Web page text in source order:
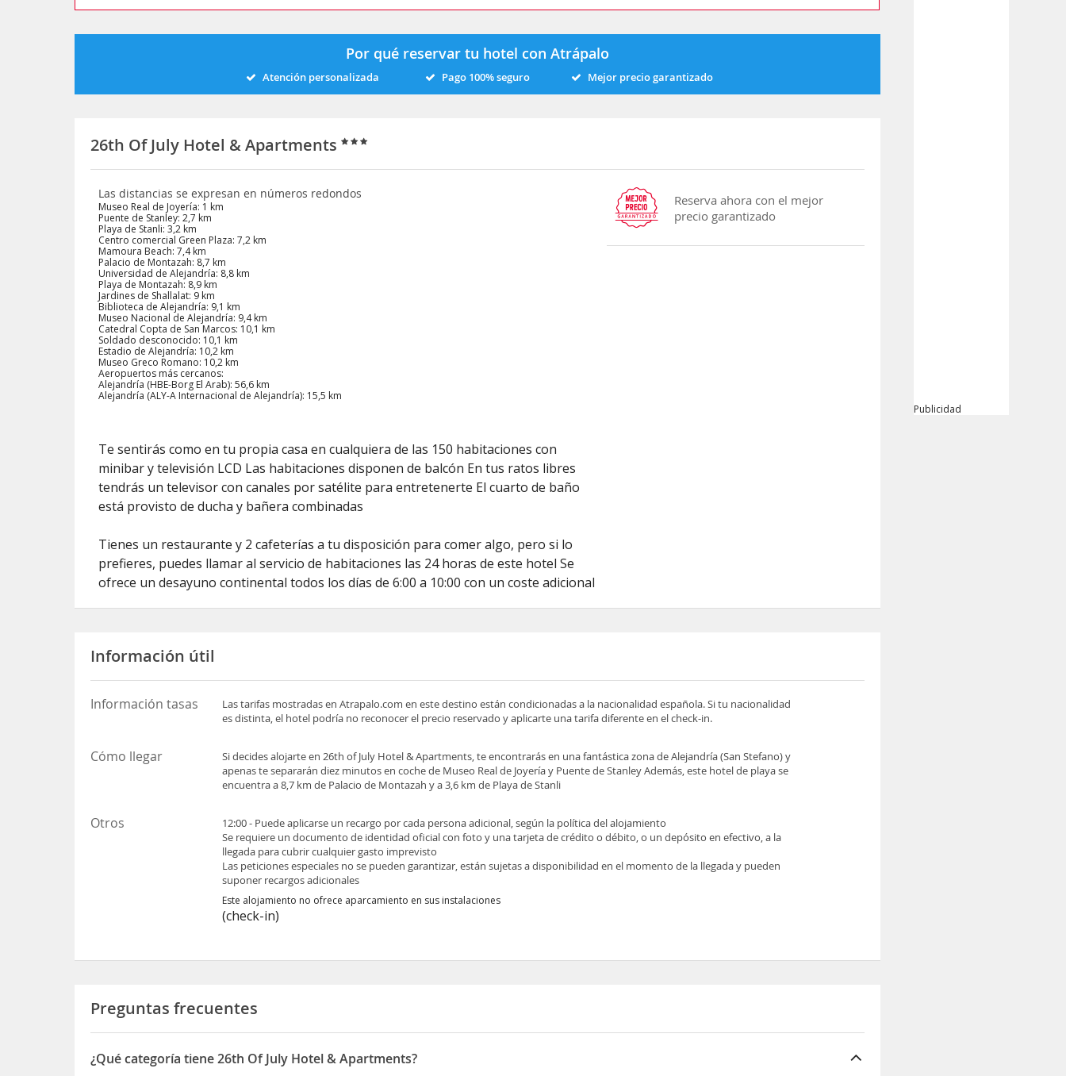
Por qué reservar tu hotel con Atrápalo
Atención personalizada Pago 100% seguro Mejor precio garantizado
26th Of July Hotel & Apartments
Las distancias se expresan en números redondos
Museo Real de Joyería: 1 km
Puente de Stanley: 2,7 km
Playa de Stanli: 3,2 km
Centro comercial Green Plaza: 7,2 km
Mamoura Beach: 7,4 km
Palacio de Montazah: 8,7 km
Universidad de Alejandría: 8,8 km
Playa de Montazah: 8,9 km
Jardines de Shallalat: 9 km
Biblioteca de Alejandría: 9,1 km
Museo Nacional de Alejandría: 9,4 km
Catedral Copta de San Marcos: 10,1 km
Soldado desconocido: 10,1 km
Estadio de Alejandría: 10,2 km
Museo Greco Romano: 10,2 km
Aeropuertos más cercanos:
Alejandría (HBE-Borg El Arab): 56,6 km
Alejandría (ALY-A Internacional de Alejandría): 15,5 km
Te sentirás como en tu propia casa en cualquiera de las 150 habitaciones con
minibar y televisión LCD Las habitaciones disponen de balcón En tus ratos libres
tendrás un televisor con canales por satélite para entretenerte El cuarto de baño
está provisto de ducha y bañera combinadas
Tienes un restaurante y 2 cafeterías a tu disposición para comer algo, pero si lo
prefieres, puedes llamar al servicio de habitaciones las 24 horas de este hotel Se
ofrece un desayuno continental todos los días de 6:00 a 10:00 con un coste adicional
Reserva ahora con el mejor
precio garantizado
Información útil
Información tasas
Las tarifas mostradas en Atrapalo.com en este destino están condicionadas a la nacionalidad española. Si tu nacionalidad
es distinta, el hotel podría no reconocer el precio reservado y aplicarte una tarifa diferente en el check-in.
Cómo llegar
Si decides alojarte en 26th of July Hotel & Apartments, te encontrarás en una fantástica zona de Alejandría (San Stefano) y
apenas te separarán diez minutos en coche de Museo Real de Joyería y Puente de Stanley Además, este hotel de playa se
encuentra a 8,7 km de Palacio de Montazah y a 3,6 km de Playa de Stanli
Otros
12:00 - Puede aplicarse un recargo por cada persona adicional, según la política del alojamiento
Se requiere un documento de identidad oficial con foto y una tarjeta de crédito o débito, o un depósito en efectivo, a la
llegada para cubrir cualquier gasto imprevisto
Las peticiones especiales no se pueden garantizar, están sujetas a disponibilidad en el momento de la llegada y pueden
suponer recargos adicionales
Este alojamiento no ofrece aparcamiento en sus instalaciones
(check-in)
Preguntas frecuentes
¿Qué categoría tiene 26th Of July Hotel & Apartments?
Publicidad